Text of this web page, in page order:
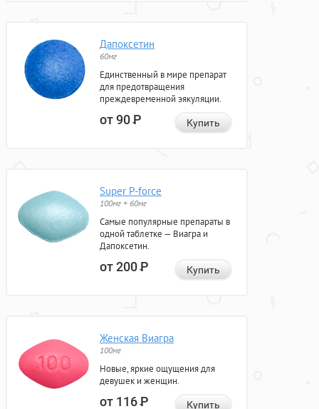
Дапоксетин
60мг
Единственный в мире препарат
для предотвращения
преждевременной эякуляции.
от 90Р Купить
Super P-force
100мг + 60мг
Самые популярные препараты в
одной таблетке — Виагра и
Дапоксетин.
от 200Р Купить
Женская Виагра
100мг
Новые, яркие ощущения для
девушек и женщин.
от 116Р Купить